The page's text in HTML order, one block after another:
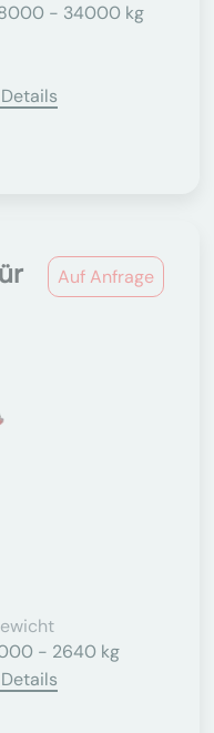
- 34000 kg
Auf Anfrage
- 2640 kg